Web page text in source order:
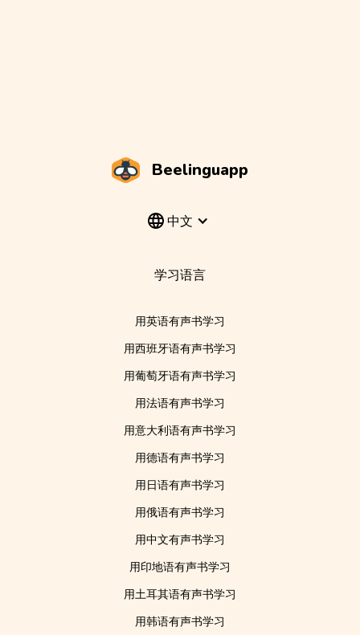
Beelinguapp
中文
学习语言
用英语有声书学习
用西班牙语有声书学习
用葡萄牙语有声书学习
用法语有声书学习
用意大利语有声书学习
用德语有声书学习
用日语有声书学习
用俄语有声书学习
用中文有声书学习
用印地语有声书学习
用土耳其语有声书学习
用韩语有声书学习